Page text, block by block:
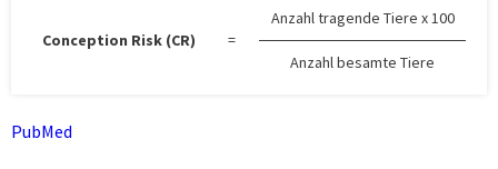
Anzahl tragende Tiere x 100
Conception Risk (CR)
=
Anzahl besamte Tiere
PubMed